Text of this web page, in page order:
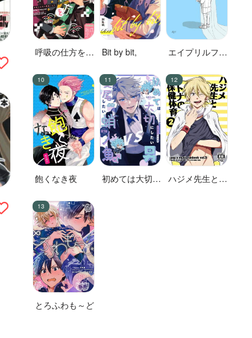
呼吸の仕方を間
Bit by bit,
エイプリルフー
飽くなき夜
初めては大切に
ハジメ先生とオ
とろふわも～ど